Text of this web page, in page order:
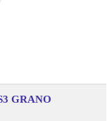
GRANO